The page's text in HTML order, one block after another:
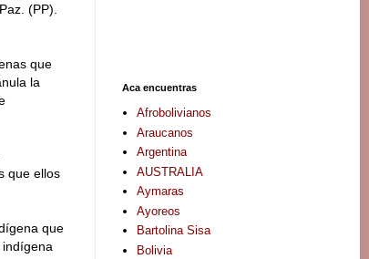
(PP).
que
la
que ellos
que
indígena
Aca encuentras
Afrobolivianos
Araucanos
Argentina
AUSTRALIA
Aymaras
Ayoreos
Bartolina Sisa
Bolivia